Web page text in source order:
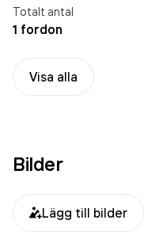
Totalt antal
1 fordon
Visa alla
Bilder
Lägg till bilder